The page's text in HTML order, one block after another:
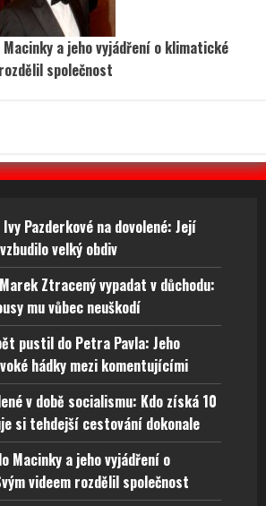
a jeho vyjádření o klimatické
společnost
Pazderkové na dovolené: Její
velký obdiv
Ztracený vypadat v důchodu:
mu vůbec neuškodí
pustil do Petra Pavla: Jeho
hádky mezi komentujícími
v době socialismu: Kdo získá 10
si tehdejší cestování dokonale
Macinky a jeho vyjádření o
videem rozdělil společnost